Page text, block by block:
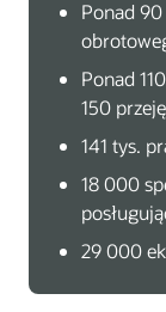
Ponad
Ponad
150
141 tys.
18 000
29 000